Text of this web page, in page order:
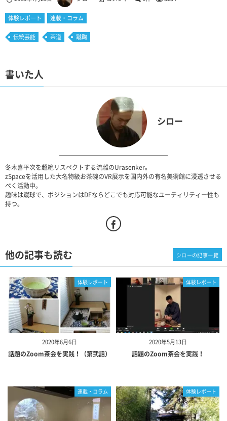
体験レポート 連載・コラム
伝統芸能 茶道 蹴鞠
書いた人
シロー
冬木喜平次を超絶リスペクトする流離のUrasenker。
zSpaceを活用した大名物級お茶碗のVR展示を国内外の有名美術館に浸透させる
べく活動中。
趣味は蹴球で、ポジションはDFならどこでも対応可能なユーティリティー性も
持つ。
他の記事も読む
2020年6月6日
体験レポート
話題のZoom茶会を実践！（第弐話）
2020年5月13日
体験レポート
話題のZoom茶会を実践！
連載・コラム 体験レポート
シローの記事一覧